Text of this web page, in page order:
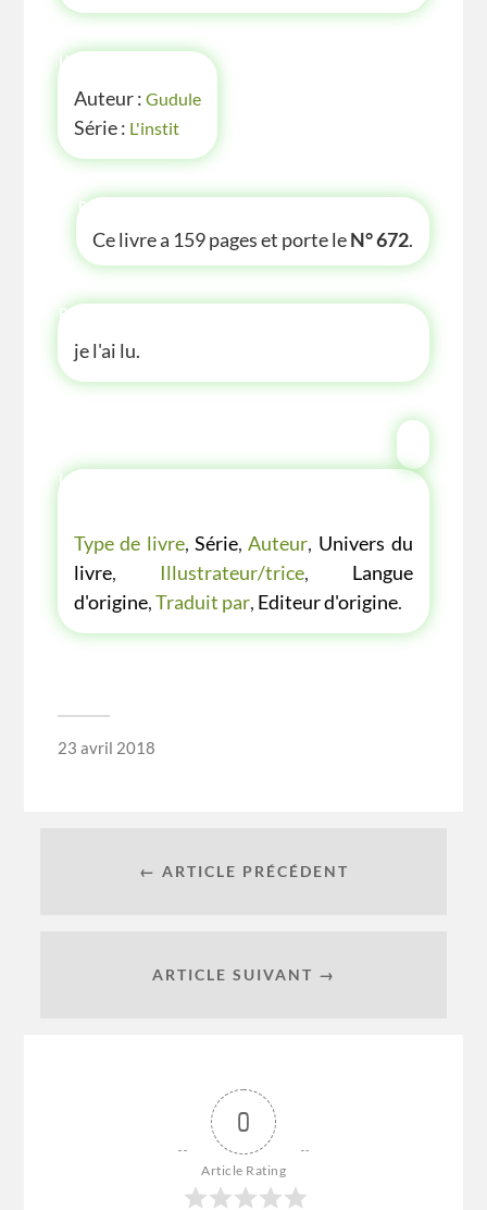
INFOS
Auteur : Gudule
Série : L'instit
P'TITE INFOS
Ce livre a 159 pages et porte leN° 672.
P'TITE ANECDOTE
je l'ai lu.
LES P'TITES LISTES DES BIBLIOTHÈQUE
Type de livre, Série, Auteur, Univers du
livre, Illustrateur/trice, Langue
d'origine,Traduit par, Editeur d'origine.
23 avril 2018
← ARTICLE PRÉCÉDENT
ARTICLE SUIVANT →
0
Article Rating